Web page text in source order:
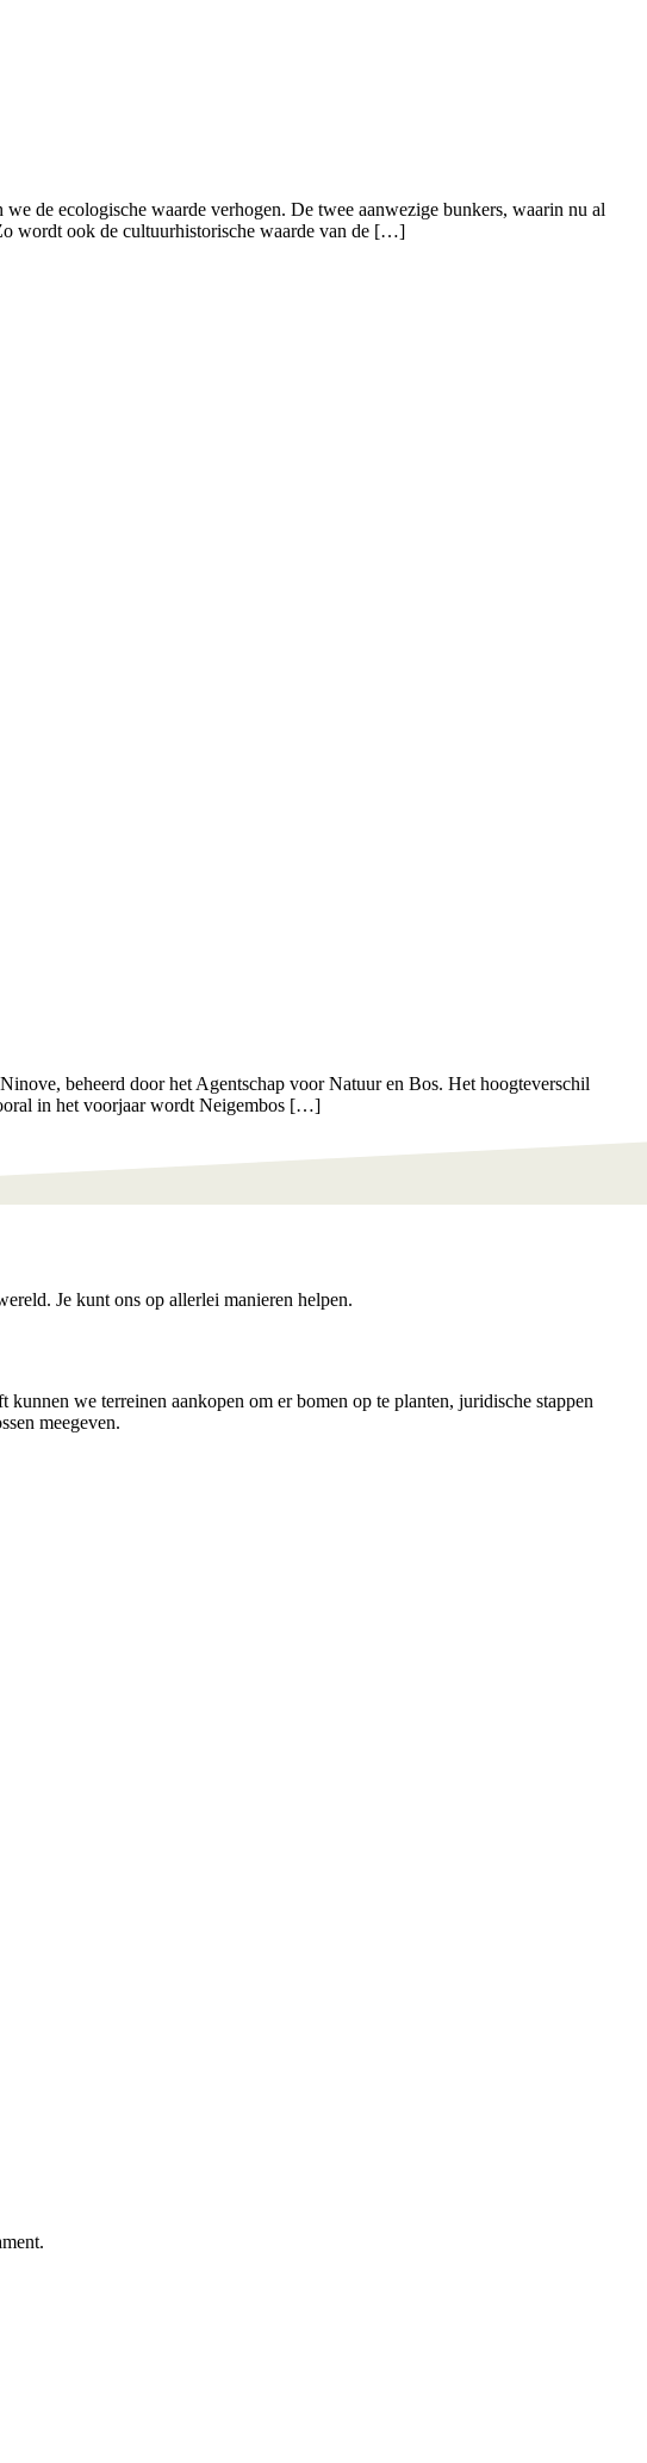
de ecologische waarde verhogen. De twee aanwezige bunkers, waarin nu al
wordt ook de cultuurhistorische waarde van de […]
beheerd door het Agentschap voor Natuur en Bos. Het hoogteverschil
in het voorjaar wordt Neigembos […]
Je kunt ons op allerlei manieren helpen.
we terreinen aankopen om er bomen op te planten, juridische stappen
meegeven.